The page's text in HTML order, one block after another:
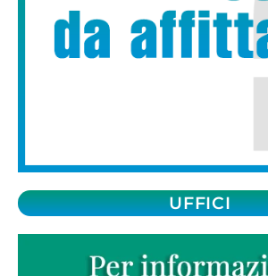
UFFICI